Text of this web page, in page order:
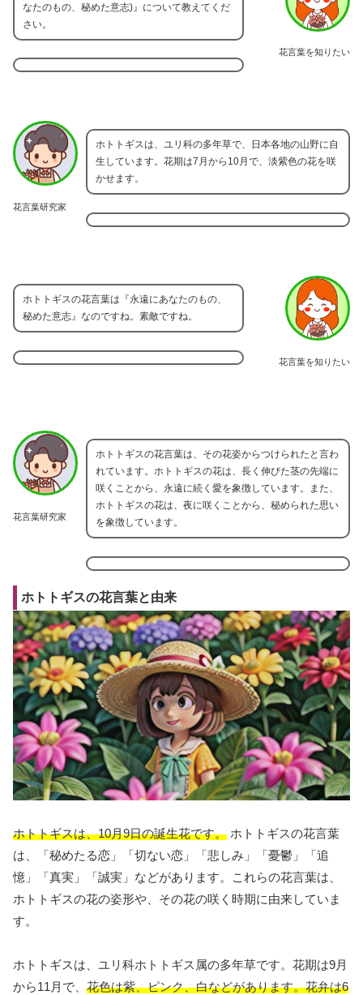
花言葉を知りたい
なたのもの、秘めた意志)』について教えてくだ
さい。
花言葉研究家
ホトトギスは、ユリ科の多年草で、日本各地の山野に自
生しています。花期は7月から10月で、淡紫色の花を咲
かせます。
花言葉を知りたい
ホトトギスの花言葉は『永遠にあなたのもの、
秘めた意志』なのですね。素敵ですね。
花言葉研究家
ホトトギスの花言葉は、その花姿からつけられたと言わ
れています。ホトトギスの花は、長く伸びた茎の先端に
咲くことから、永遠に続く愛を象徴しています。また、
ホトトギスの花は、夜に咲くことから、秘められた思い
を象徴しています。
ホトトギスの花言葉と由来
ホトトギスは、10月9日の誕生花です。 ホトトギスの花言葉
は、「秘めたる恋」「切ない恋」「悲しみ」「憂鬱」「追
憶」「真実」「誠実」などがあります。これらの花言葉は、
ホトトギスの花の姿形や、その花の咲く時期に由来していま
す。
ホトトギスは、ユリ科ホトトギス属の多年草です。花期は9月
から11月で、 花色は紫、ピンク、白などがあります。花弁は6